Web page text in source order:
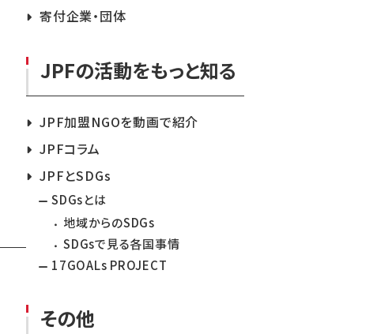
寄付企業・団体
JPFの活動をもっと知る
JPF加盟NGOを動画で紹介
JPFコラム
JPFとSDGs
SDGsとは
地域からのSDGs
SDGsで見る各国事情
17GOALs PROJECT
その他